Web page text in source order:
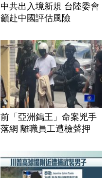
中共出入境新規 台陸委會
籲赴中國評估風險
前「亞洲鎢王」命案兇手
落網 離職員工遭檢聲押